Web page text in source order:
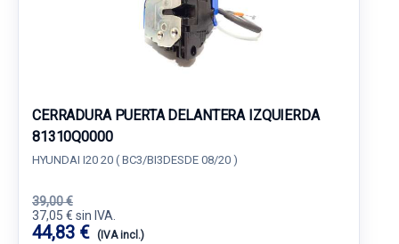
CERRADURA PUERTA DELANTERA IZQUIERDA
81310Q0000
HYUNDAI I20 20 ( BC3/BI3DESDE 08/20 )
39,00 €
37,05 € sin IVA.
44,83 € (IVA incl.)